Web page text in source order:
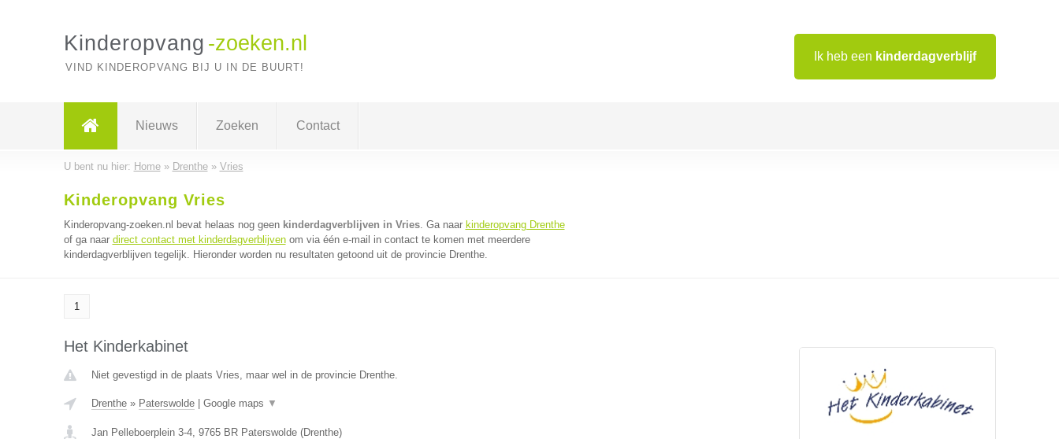
Ik heb een kinderdagverblijf
Kinderopvang -zoeken.nl
VIND KINDEROPVANG BIJ U IN DE BUURT!
Nieuws Zoeken Contact
U bent nu hier: Home» Drenthe» Vries
Kinderopvang Vries
Kinderopvang-zoeken.nl bevat helaas nog geen kinderdagverblijven in Vries. Ga naar kinderopvang Drenthe
of ga naar direct contact met kinderdagverblijvenom via één e-mail in contact te komen met meerdere
kinderdagverblijven tegelijk. Hieronder worden nu resultaten getoond uit de provincie Drenthe.
1
Het Kinderkabinet
Niet gevestigd in de plaats Vries, maar wel in de provincie Drenthe.
Drenthe» Paterswolde| Google maps ▼
Jan Pelleboerplein 3-4, 9765 BR Paterswolde(Drenthe)